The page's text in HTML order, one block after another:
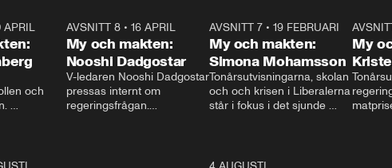
APRIL
och
AVSNITT 8• 16 APRIL
My och makten:
Nooshi Dadgostar
V-ledaren Nooshi Dadgostar
pressas internt om
regeringsfrågan.
24:30
AVSNITT 7• 19 FEBRUARI
My och makten:
Simona Mohamsson
Tonårsutvisningarna, skolan
och och krisen i Liberalerna
står i fokus i det sjunde
kommentator My
My